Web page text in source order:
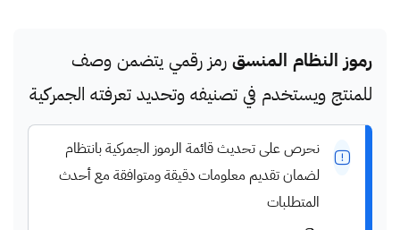
رموز النظام المنسق رمز رقمي يتضمن وصف
للمنتج ويستخدم في تصنيفه وتحديد تعرفته الجمركية
نحرص على تحديث قائمة الرموز الجمركية بانتظام
لضمان تقديم معلومات دقيقة ومتوافقة مع أحدث
المتطلبات